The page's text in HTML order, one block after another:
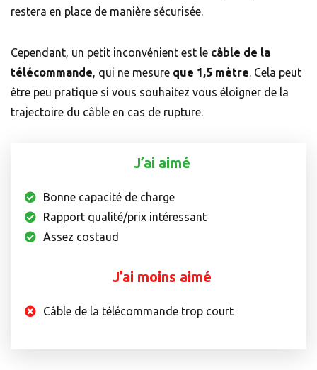
restera en place de manière sécurisée.
Cependant, un petit inconvénient est le câble de la
télécommande, qui ne mesure que 1,5 mètre. Cela peut
être peu pratique si vous souhaitez vous éloigner de la
trajectoire du câble en cas de rupture.
J’ai aimé
Bonne capacité de charge
Rapport qualité/prix intéressant
Assez costaud
J’ai moins aimé
Câble de la télécommande trop court